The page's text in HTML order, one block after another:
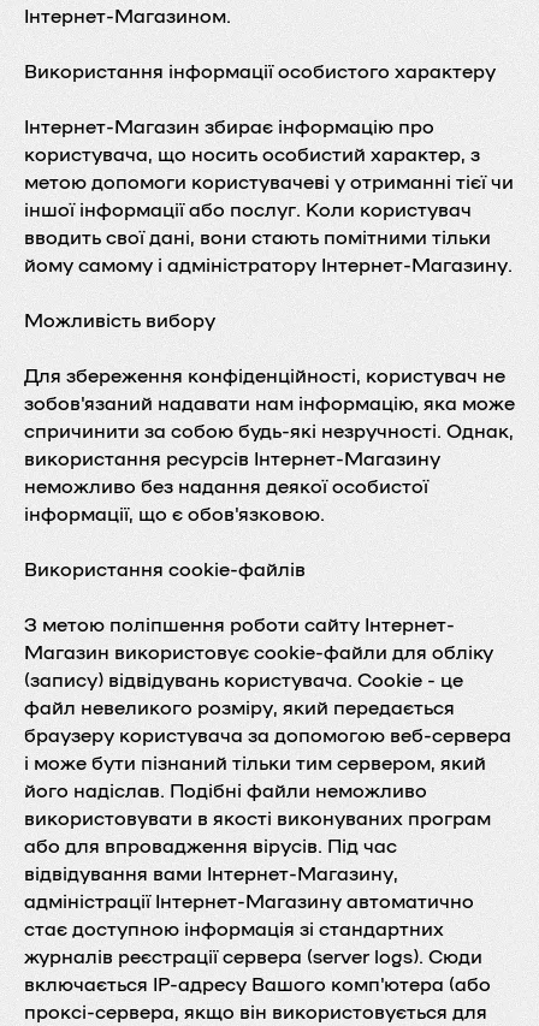
Інтернет-Магазином.
Використання інформації особистого характеру
Інтернет-Магазин збирає інформацію про
користувача, що носить особистий характер, з
метою допомоги користувачеві у отриманні тієї чи
іншої інформації або послуг. Коли користувач
вводить свої дані, вони стають помітними тільки
йому самому і адміністратору Інтернет-Магазину.
Можливість вибору
Для збереження конфіденційності, користувач не
зобов'язаний надавати нам інформацію, яка може
спричинити за собою будь-які незручності. Однак,
використання ресурсів Інтернет-Магазину
неможливо без надання деякої особистої
інформації, що є обов'язковою.
Використання cookie-файлів
З метою поліпшення роботи сайту Інтернет-
Магазин використовує cookie-файли для обліку
(запису) відвідувань користувача. Cookie - це
файл невеликого розміру, який передається
браузеру користувача за допомогою веб-сервера
і може бути пізнаний тільки тим сервером, який
його надіслав. Подібні файли неможливо
використовувати в якості виконуваних програм
або для впровадження вірусів. Під час
відвідування вами Інтернет-Магазину,
адміністрації Інтернет-Магазину автоматично
стає доступною інформація зі стандартних
журналів реєстрації сервера (server logs). Сюди
включається IP-адресу Вашого комп'ютера (або
проксі-сервера, якщо він використовується для